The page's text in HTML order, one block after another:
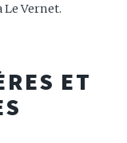
Vernet.
ET